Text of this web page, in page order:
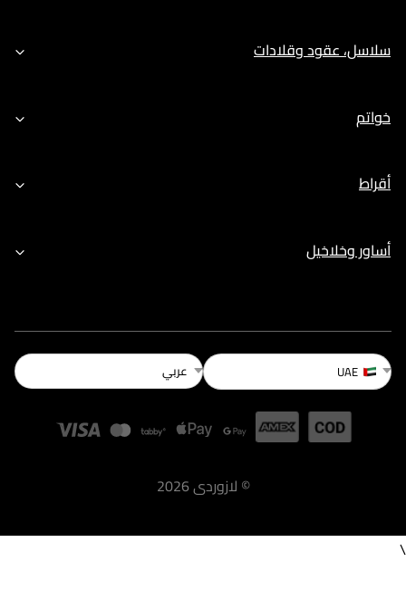
سلاسل، عقود وقلادات
خواتم
أقراط
أساور وخلاخيل
UAE عربي
© لازوردى2026
\